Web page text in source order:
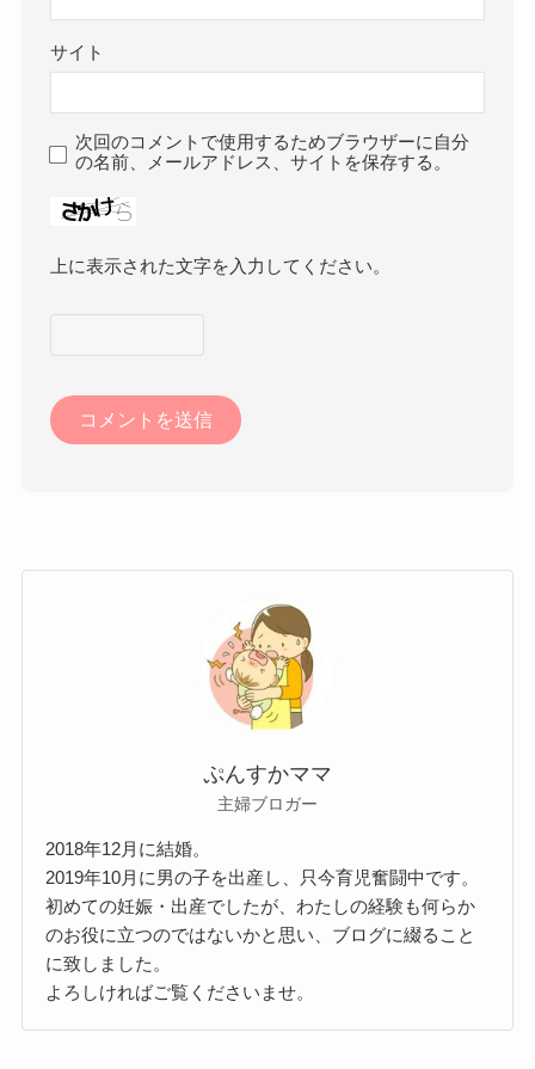
サイト
次回のコメントで使用するためブラウザーに自分
の名前、メールアドレス、サイトを保存する。
上に表示された文字を入力してください。
ぷんすかママ
主婦ブロガー
2018年12月に結婚。
2019年10月に男の子を出産し、只今育児奮闘中です。
初めての妊娠・出産でしたが、わたしの経験も何らか
のお役に立つのではないかと思い、ブログに綴ること
に致しました。
よろしければご覧くださいませ。